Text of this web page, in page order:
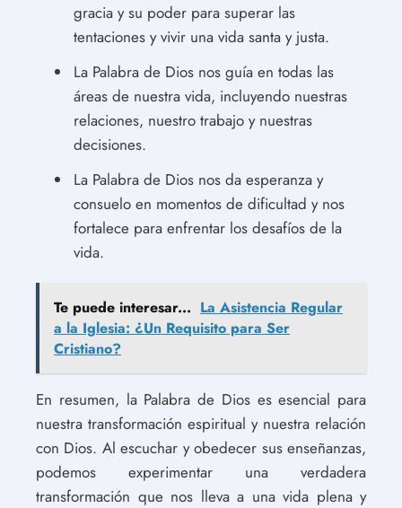
gracia y su poder para superar las
tentaciones y vivir una vida santa y justa.
La Palabra de Dios nos guía en todas las
áreas de nuestra vida, incluyendo nuestras
relaciones, nuestro trabajo y nuestras
decisiones.
La Palabra de Dios nos da esperanza y
consuelo en momentos de dificultad y nos
fortalece para enfrentar los desafíos de la
vida.
Te puede interesar... La Asistencia Regular
a la Iglesia: ¿Un Requisito para Ser
Cristiano?
En resumen, la Palabra de Dios es esencial para
nuestra transformación espiritual y nuestra relación
con Dios. Al escuchar y obedecer sus enseñanzas,
podemos experimentar una verdadera
transformación que nos lleva a una vida plena y